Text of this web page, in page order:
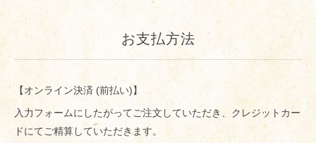
お支払方法
【オンライン決済 (前払い)】
入力フォームにしたがってご注文していただき、クレジットカー
ドにてご精算していただきます。